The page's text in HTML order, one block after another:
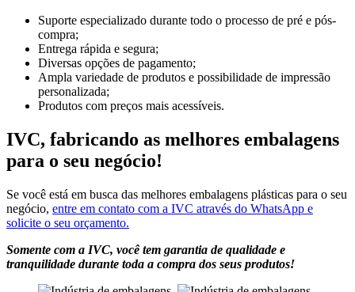
Suporte especializado durante todo o processo de pré e pós-
compra;
Entrega rápida e segura;
Diversas opções de pagamento;
Ampla variedade de produtos e possibilidade de impressão
personalizada;
Produtos com preços mais acessíveis.
IVC, fabricando as melhores embalagens
para o seu negócio!
Se você está em busca das melhores embalagens plásticas para o seu
negócio, entre em contato com a IVC através do WhatsApp e
solicite o seu orçamento.
Somente com a IVC, você tem garantia de qualidade e
tranquilidade durante toda a compra dos seus produtos!